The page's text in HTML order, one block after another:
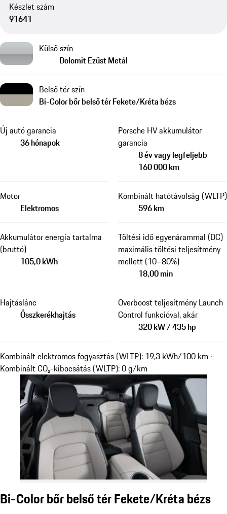
Készlet szám
91641
Külső szín
Dolomit Ezüst Metál
Belső tér szín
Bi-Color bőr belső tér Fekete/Kréta bézs
Új autó garancia
36 hónapok
Porsche HV akkumulátor
garancia
8 év vagy legfeljebb
160 000 km
Motor
Elektromos
Kombinált hatótávolság (WLTP)
596 km
Akkumulátor energia tartalma
(bruttó)
105,0 kWh
Töltési idő egyenárammal (DC)
maximális töltési teljesítmény
mellett (10–80%)
18,00 min
Hajtáslánc
Összkerékhajtás
Overboost teljesítmény Launch
Control funkcióval, akár
320 kW / 435 hp
Kombinált elektromos fogyasztás (WLTP): 19,3 kWh/100 km ·
Kombinált CO₂-kibocsátás (WLTP): 0 g/km
Bi-Color bőr belső tér Fekete/Kréta bézs